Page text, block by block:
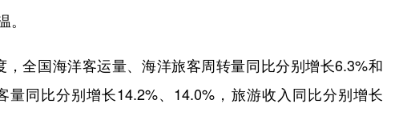
。
国海洋客运量、海洋旅客周转量同比分别增长6.3%和
同比分别增长14.2%、14.0%，旅游收入同比分别增长